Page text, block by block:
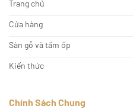
Trang chủ
Cửa hàng
Sàn gỗ và tấm ốp
Kiến thức
Chính Sách Chung